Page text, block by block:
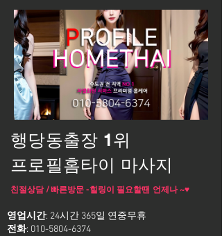
행당동출장 1위
프로필홈타이 마사지
친절상담 / 빠른방문 -힐링이 필요할땐 언제나 ~♥
영업시간: 24시간 365일 연중무휴
전화: 010-5804-6374